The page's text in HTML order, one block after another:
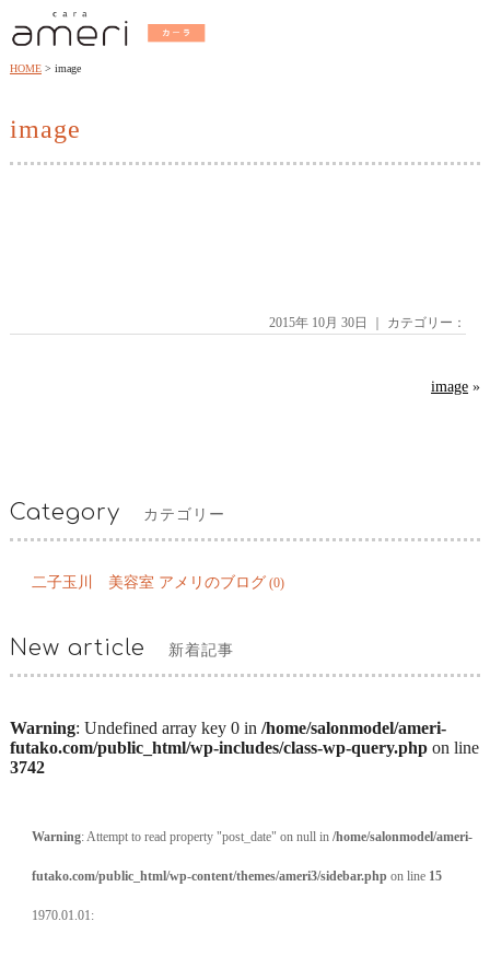
HOME image
image
2015年 10月 30日 ｜ カテゴリー：
image »
Category カテゴリー
二子玉川 美容室 アメリのブログ (0)
New article 新着記事
Warning: Undefined array key 0 in /home/salonmodel/ameri-
futako.com/public_html/wp-includes/class-wp-query.phpon line
3742
Warning: Attempt to read property "post_date" on null in /home/salonmodel/ameri-
futako.com/public_html/wp-content/themes/ameri3/sidebar.php on line 15
1970.01.01: